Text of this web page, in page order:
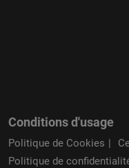
Conditions d'usage
Politique de Cookies
Politique de